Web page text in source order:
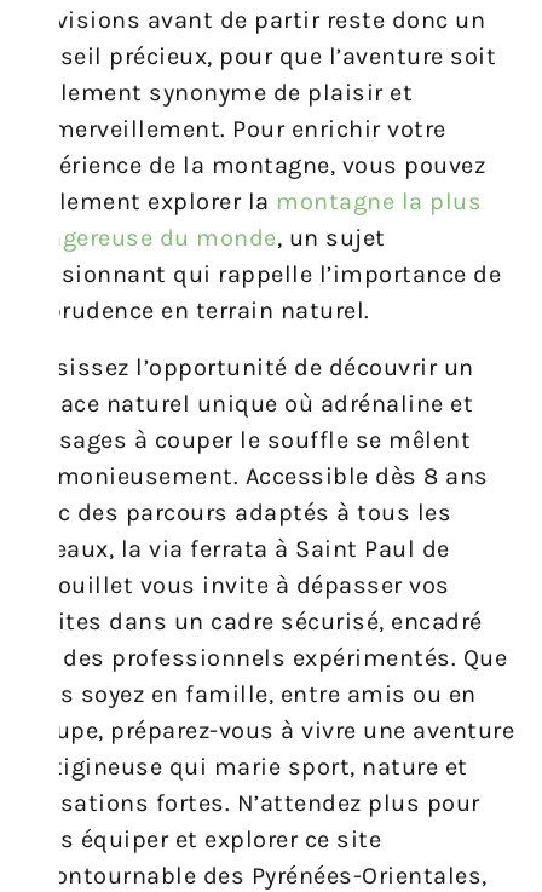
prévisions avant de partir reste donc un
conseil précieux, pour que l’aventure soit
seulement synonyme de plaisir et
d’émerveillement. Pour enrichir votre
expérience de la montagne, vous pouvez
également explorer la montagne la plus
dangereuse du monde, un sujet
passionnant qui rappelle l’importance de
la prudence en terrain naturel.
Saisissez l’opportunité de découvrir un
espace naturel unique où adrénaline et
paysages à couper le souffle se mêlent
harmonieusement. Accessible dès 8 ans
avec des parcours adaptés à tous les
niveaux, la via ferrata à Saint Paul de
Fenouillet vous invite à dépasser vos
limites dans un cadre sécurisé, encadré
par des professionnels expérimentés. Que
vous soyez en famille, entre amis ou en
groupe, préparez-vous à vivre une aventure
vertigineuse qui marie sport, nature et
sensations fortes. N’attendez plus pour
vous équiper et explorer ce site
incontournable des Pyrénées-Orientales,